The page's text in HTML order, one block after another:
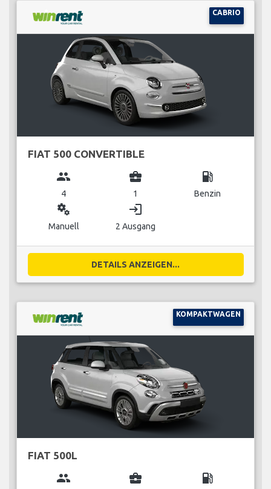
CABRIO
FIAT 500 CONVERTIBLE
group
4
business_center
1
local_gas_station
Benzin
miscellaneous_services
Manuell
login
2 Ausgang
DETAILS ANZEIGEN...
KOMPAKTWAGEN
FIAT 500L
group business_center local_gas_station